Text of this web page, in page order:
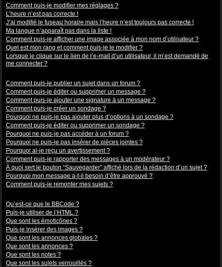
Comment puis-je modifier mes réglages ?
L’heure n’est pas correcte !
J’ai modifié le fuseau horaire mais l’heure n’est toujours pas correcte !
Ma langue n’apparaît pas dans la liste !
Comment puis-je afficher une image associée à mon nom d’utilisateur ?
Quel est mon rang et comment puis-je le modifier ?
Lorsque je clique sur le lien de l’e-mail d’un utilisateur, il m’est demandé de
me connecter ?
Comment puis-je publier un sujet dans un forum ?
Comment puis-je éditer ou supprimer un message ?
Comment puis-je ajouter une signature à un message ?
Comment puis-je créer un sondage ?
Pourquoi ne puis-je pas ajouter plus d’options à un sondage ?
Comment puis-je éditer ou supprimer un sondage ?
Pourquoi ne puis-je pas accéder à un forum ?
Pourquoi ne puis-je pas insérer de pièces jointes ?
Pourquoi ai-je reçu un avertissement ?
Comment puis-je rapporter des messages à un modérateur ?
À quoi sert le bouton “Sauvegarder” affiché lors de la rédaction d’un sujet ?
Pourquoi mon message a-t-il besoin d’être approuvé ?
Comment puis-je remonter mes sujets ?
Qu’est-ce que le BBCode ?
Puis-je utiliser de l’HTML ?
Que sont les émoticônes ?
Puis-je insérer des images ?
Que sont les annonces globales ?
Que sont les annonces ?
Que sont les notes ?
Que sont les sujets verrouillés ?